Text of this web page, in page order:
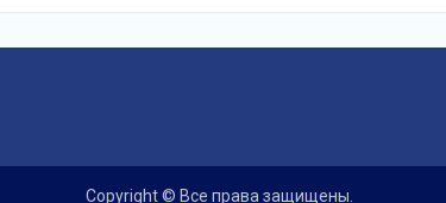
Copyright © Все права защищены.